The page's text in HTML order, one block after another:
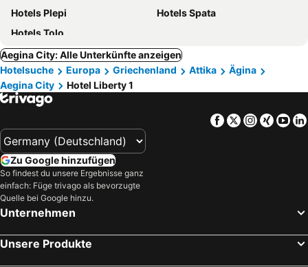
Hotels Plepi
Hotels Spata
Hotels Tolo
Aegina City: Alle Unterkünfte anzeigen
Hotelsuche
Europa Griechenland Attika
Ägina
Aegina City
Hotel Liberty 1
Facebook
TwitterXing
Zu Google hinzufügen
So findest du unsere Ergebnisse ganz
einfach: Füge trivago als bevorzugte
Quelle bei Google hinzu.
Unternehmen
Unsere Produkte